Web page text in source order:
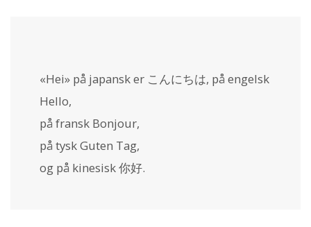
«Hei» på japansk er こんにちは, på engelsk
Hello,
på fransk Bonjour,
på tyskGuten Tag,
og på kinesisk你好.